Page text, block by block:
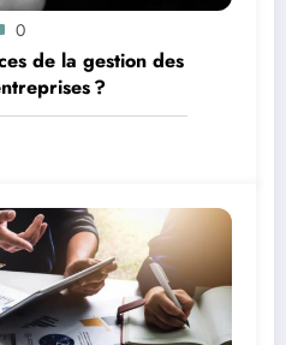
0
de la gestion des
?